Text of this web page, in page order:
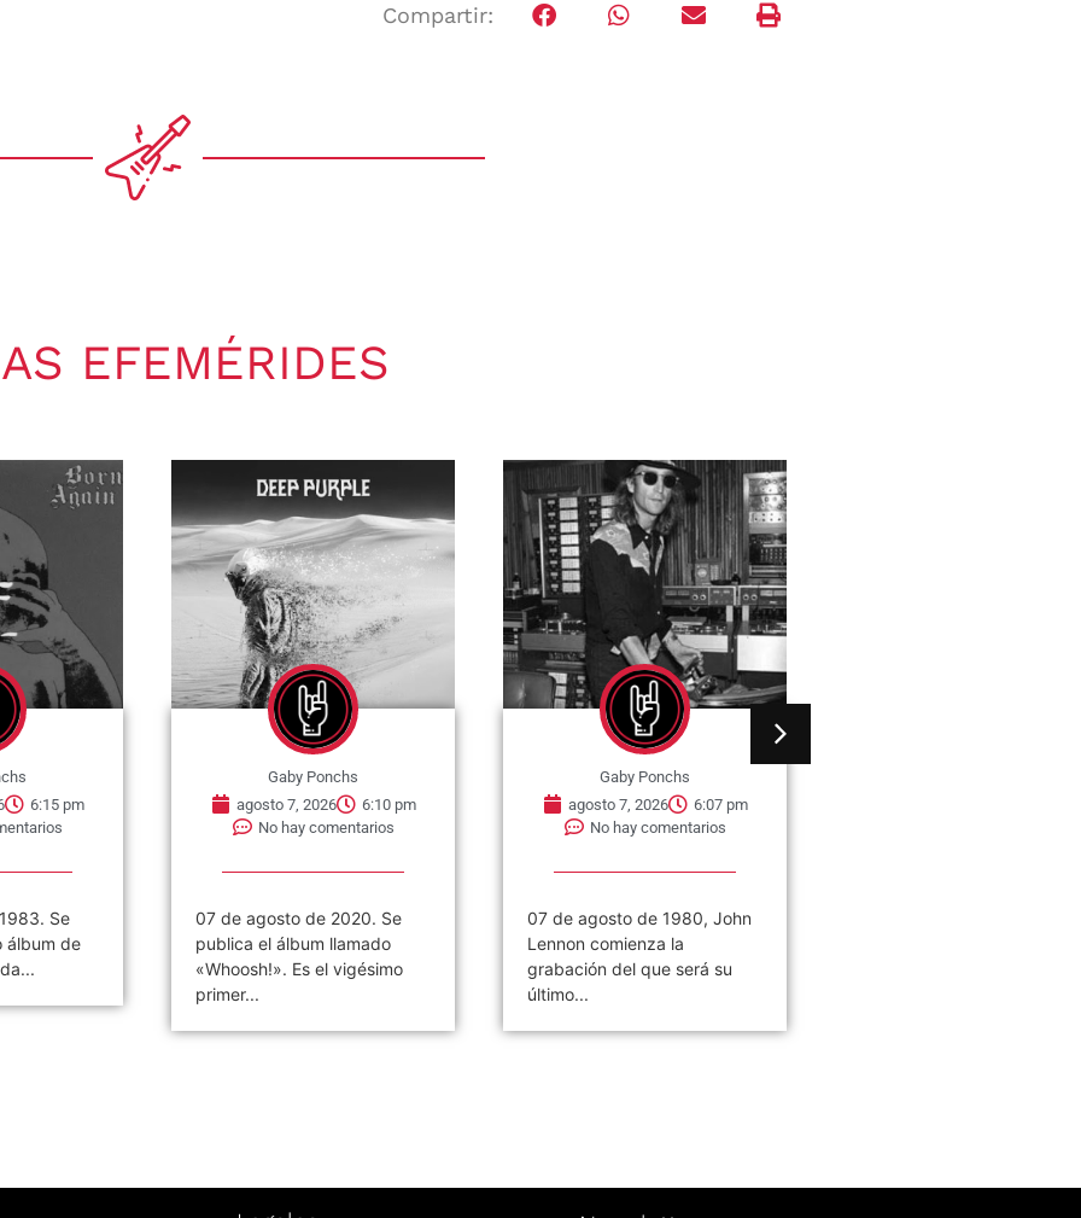
Compartir:
EFEMÉRIDES
6:15 pm
Se
álbum de
Gaby Ponchs
agosto 7, 2026
6:10 pm
No hay comentarios
07 de agosto de 2020. Se
publica el álbum llamado
«Whoosh!». Es el vigésimo
primer...
Gaby Ponchs
agosto 7, 2026
6:07 pm
No hay comentarios
07 de agosto de 1980, John
Lennon comienza la
grabación del que será su
último...